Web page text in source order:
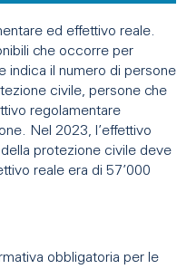
ed effettivo reale.
che occorre per
indica il numero di persone
civile, persone che
regolamentare
Nel 2023, l’effettivo
protezione civile deve
reale era di 57’000
obbligatoria per le